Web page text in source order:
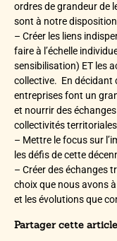
ordres de grandeur de
sont à notre
– Créer les liens
faire à l’échelle
sensibilisation) ET les
collective. En décidant
entreprises font un
et nourrir des
collectivités
– Mettre le focus sur
les défis de cette
– Créer des échanges
choix que nous avons
et les évolutions que
Partager cette article